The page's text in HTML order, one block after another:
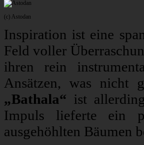
(c) Astodan
Inspiration ist eine
Feld voller
ihren rein
Ansätzen, was nicht
„Bathala“ ist
Impuls lieferte ein
ausgehöhlten Bäumen